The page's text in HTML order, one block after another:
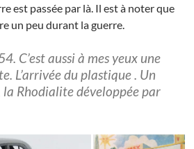
est passée par là. Il est à noter que
un peu durant la guerre.
C’est aussi à mes yeux une
L’arrivée du plastique . Un
Rhodialite développée par